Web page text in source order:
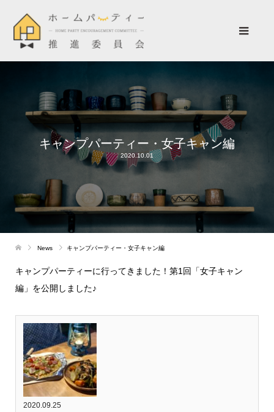
キャンプパーティー・女子キャン編
2020.10.01
News キャンプパーティー・女子キャン編
キャンプパーティーに行ってきました！第1回「女子キャン
編」を公開しました♪
2020.09.25